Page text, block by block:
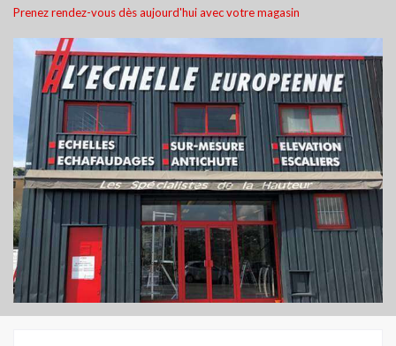
Prenez rendez-vous dès aujourd'hui avec votre magasin